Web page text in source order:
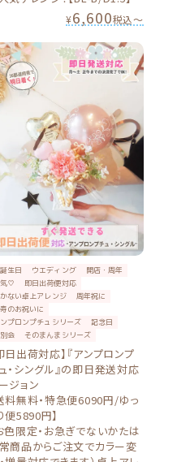
¥6,600税込〜
生日 ウエディング
開店・周年
♡
即日出荷便対応
ない卓上アレンジ
周年祝に
のお祝いに
プロンプチュシリーズ
記念日
会
そのまんまシリーズ
日出荷対応】『アンプロンプ
・シングル』の即日発送対応
ジョン
料無料・特急便6090円/ゆっ
便5890円】
色限定・お急ぎでないかたは
商品からご注文でカラー変